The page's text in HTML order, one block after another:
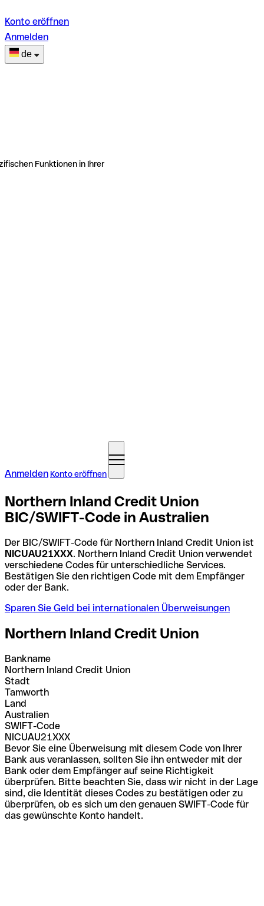
Konto eröffnen
Anmelden
de
Funktionen in Ihrer
Anmelden Konto eröffnen
Northern Inland Credit Union
BIC/SWIFT-Code in Australien
Der BIC/SWIFT-Code für Northern Inland Credit Union ist
NICUAU21XXX. Northern Inland Credit Union verwendet
verschiedene Codes für unterschiedliche Services.
Bestätigen Sie den richtigen Code mit dem Empfänger
oder der Bank.
Sparen Sie Geld bei internationalen Überweisungen
Northern Inland Credit Union
Bankname
Northern Inland Credit Union
Stadt
Tamworth
Land
Australien
SWIFT-Code
NICUAU21XXX
Bevor Sie eine Überweisung mit diesem Code von Ihrer
Bank aus veranlassen, sollten Sie ihn entweder mit der
Bank oder dem Empfänger auf seine Richtigkeit
überprüfen. Bitte beachten Sie, dass wir nicht in der Lage
sind, die Identität dieses Codes zu bestätigen oder zu
überprüfen, ob es sich um den genauen SWIFT-Code für
das gewünschte Konto handelt.